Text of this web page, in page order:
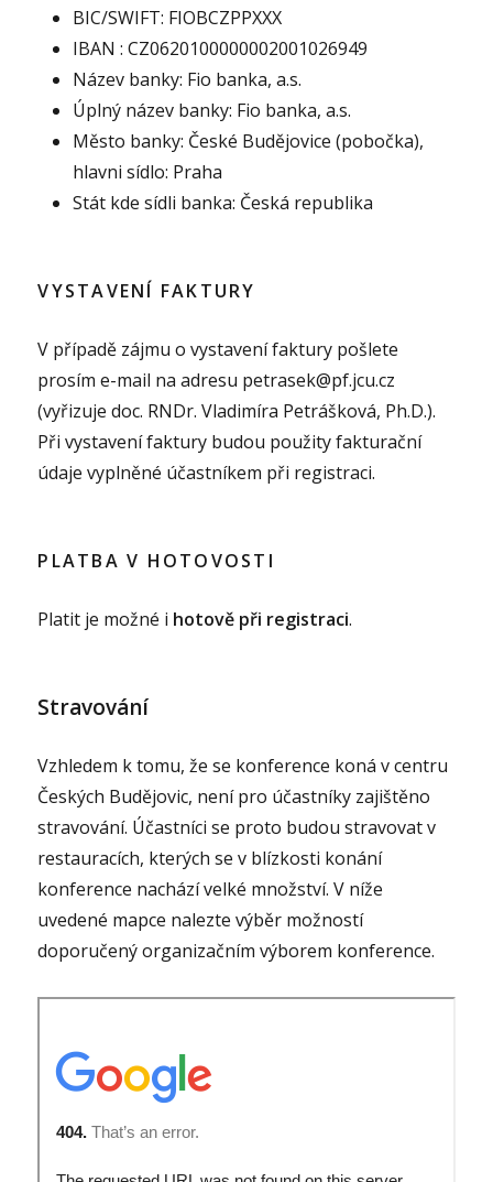
BIC/SWIFT: FIOBCZPPXXX
IBAN : CZ0620100000002001026949
Název banky: Fio banka, a.s.
Úplný název banky: Fio banka, a.s.
Město banky: České Budějovice (pobočka),
hlavni sídlo: Praha
Stát kde sídli banka: Česká republika
VYSTAVENÍ FAKTURY
V případě zájmu o vystavení faktury pošlete
prosím e-mail na adresu petrasek@pf.jcu.cz
(vyřizuje doc. RNDr. Vladimíra Petrášková, Ph.D.).
Při vystavení faktury budou použity fakturační
údaje vyplněné účastníkem při registraci.
PLATBA V HOTOVOSTI
Platit je možné i hotově při registraci.
Stravování
Vzhledem k tomu, že se konference koná v centru
Českých Budějovic, není pro účastníky zajištěno
stravování. Účastníci se proto budou stravovat v
restauracích, kterých se v blízkosti konání
konference nachází velké množství. V níže
uvedené mapce nalezte výběr možností
doporučený organizačním výborem konference.